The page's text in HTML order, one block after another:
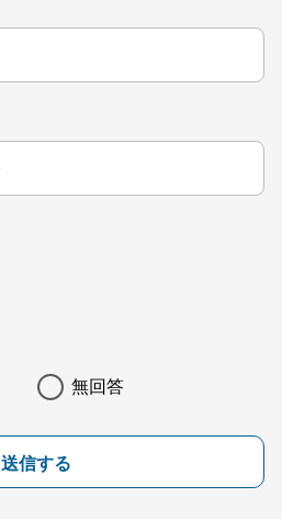
無回答
送信する